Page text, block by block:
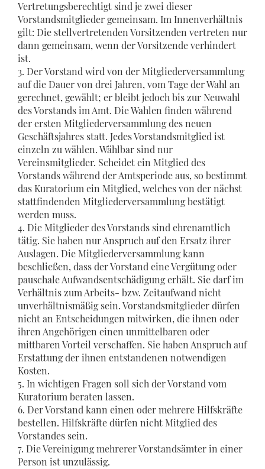
Vertretungsberechtigt sind je zwei dieser
Vorstandsmitglieder gemeinsam. Im Innenverhältnis
gilt: Die stellvertretenden Vorsitzenden vertreten nur
dann gemeinsam, wenn der Vorsitzende verhindert
ist.
3. Der Vorstand wird von der Mitgliederversammlung
auf die Dauer von drei Jahren, vom Tage der Wahl an
gerechnet, gewählt; er bleibt jedoch bis zur Neuwahl
des Vorstands im Amt. Die Wahlen finden während
der ersten Mitgliederversammlung des neuen
Geschäftsjahres statt. Jedes Vorstandsmitglied ist
einzeln zu wählen. Wählbar sind nur
Vereinsmitglieder. Scheidet ein Mitglied des
Vorstands während der Amtsperiode aus, so bestimmt
das Kuratorium ein Mitglied, welches von der nächst
stattfindenden Mitgliederversammlung bestätigt
werden muss.
4. Die Mitglieder des Vorstands sind ehrenamtlich
tätig. Sie haben nur Anspruch auf den Ersatz ihrer
Auslagen. Die Mitgliederversammlung kann
beschließen, dass der Vorstand eine Vergütung oder
pauschale Aufwandsentschädigung erhält. Sie darf im
Verhältnis zum Arbeits- bzw. Zeitaufwand nicht
unverhältnismäßig sein. Vorstandsmitglieder dürfen
nicht an Entscheidungen mitwirken, die ihnen oder
ihren Angehörigen einen unmittelbaren oder
mittbaren Vorteil verschaffen. Sie haben Anspruch auf
Erstattung der ihnen entstandenen notwendigen
Kosten.
5. In wichtigen Fragen soll sich der Vorstand vom
Kuratorium beraten lassen.
6. Der Vorstand kann einen oder mehrere Hilfskräfte
bestellen. Hilfskräfte dürfen nicht Mitglied des
Vorstandes sein.
7. Die Vereinigung mehrerer Vorstandsämter in einer
Person ist unzulässig.